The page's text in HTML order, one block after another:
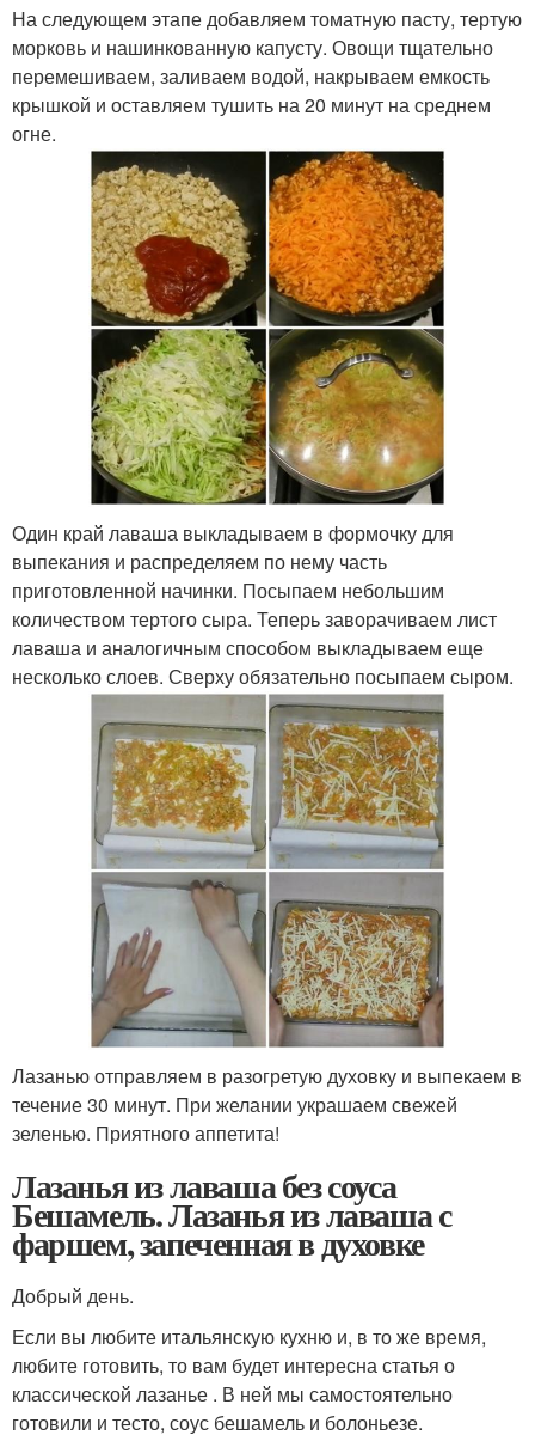
На следующем этапе добавляем томатную пасту, тертую
морковь и нашинкованную капусту. Овощи тщательно
перемешиваем, заливаем водой, накрываем емкость
крышкой и оставляем тушить на 20 минут на среднем
огне.
Один край лаваша выкладываем в формочку для
выпекания и распределяем по нему часть
приготовленной начинки. Посыпаем небольшим
количеством тертого сыра. Теперь заворачиваем лист
лаваша и аналогичным способом выкладываем еще
несколько слоев. Сверху обязательно посыпаем сыром.
Лазанью отправляем в разогретую духовку и выпекаем в
течение 30 минут. При желании украшаем свежей
зеленью. Приятного аппетита!
Лазанья из лаваша без соуса
Бешамель. Лазанья из лаваша с
фаршем, запеченная в духовке
Добрый день.
Если вы любите итальянскую кухню и, в то же время,
любите готовить, то вам будет интересна статья о
классической лазанье . В ней мы самостоятельно
готовили и тесто, соус бешамель и болоньезе.